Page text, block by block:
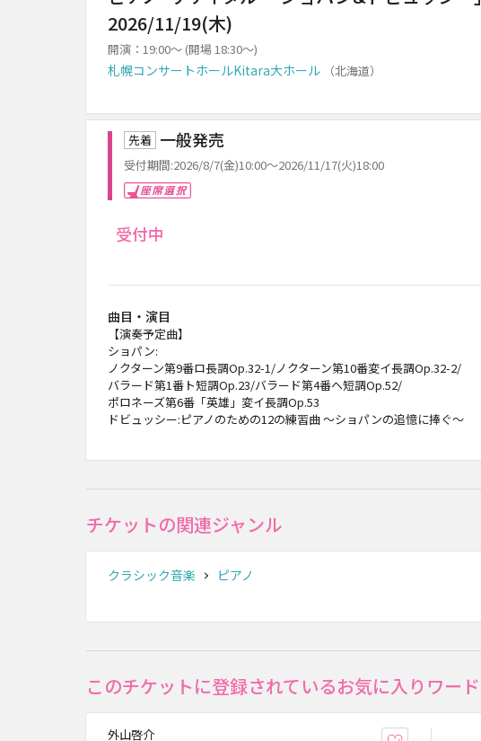
2026/11/19(木)
開演：19:00～ (開場 18:30～)
札幌コンサートホールKitara大ホール （北海道）
先着 一般発売
受付期間:2026/8/7(金)10:00～2026/11/17(火)18:00
受付中
曲目・演目
【演奏予定曲】
ショパン:
ノクターン第9番ロ長調Op.32-1/ノクターン第10番変イ長調Op.32-2/
バラード第1番ト短調Op.23/バラード第4番ヘ短調Op.52/
ポロネーズ第6番「英雄」変イ長調Op.53
ドビュッシー:ピアノのための12の練習曲 ～ショパンの追憶に捧ぐ～
チケットの関連ジャンル
クラシック音楽 ピアノ
このチケットに登録されているお気に入りワード
外山啓介